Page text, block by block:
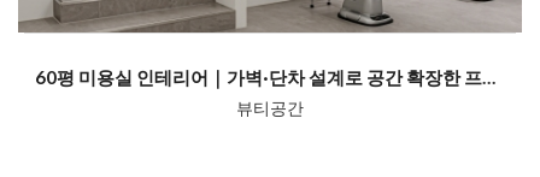
60평 미용실 인테리어｜가벽·단차 설계로 공간 확장한 프리미엄 헤어샵 디...
뷰티공간